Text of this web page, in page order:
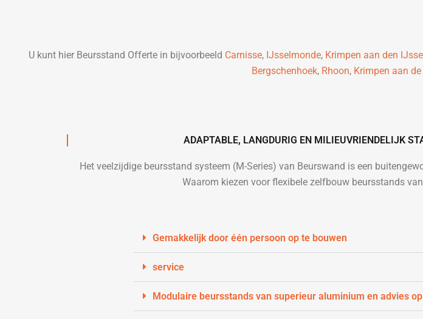
U kunt hier Beursstand Offerte in bijvoorbeeld Carnisse, IJsselmonde, Krimpen aan den IJssel
Bergschenhoek, Rhoon, Krimpen aan
ADAPTABLE, LANGDURIG EN MILIEUVRIENDELIJK
Het veelzijdige beursstand systeem (M-Series) van Beurswand is een
Waarom kiezen voor flexibele zelfbouw beursstands
Gemakkelijk door één persoon op te bouwen
service
Modulaire beursstands van superieur aluminium en advies